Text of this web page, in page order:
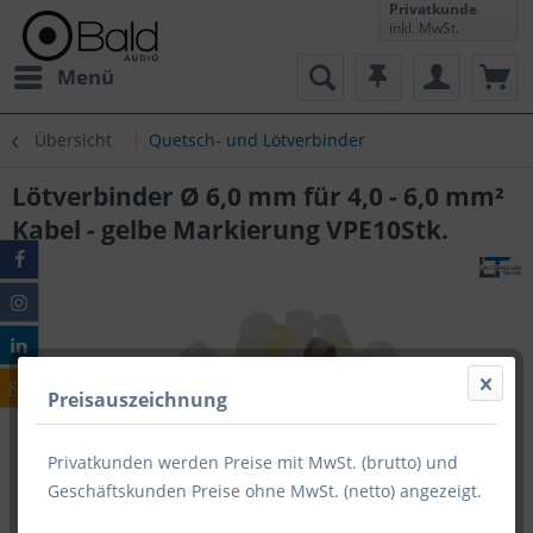
Menü
Privatkunde
inkl. MwSt.
Übersicht Quetsch- und Lötverbinder
Lötverbinder Ø 6,0 mm für 4,0 - 6,0 mm²
Kabel - gelbe Markierung VPE10Stk.
Preisauszeichnung
Privatkunden werden Preise mit MwSt. (brutto) und
Geschäftskunden Preise ohne MwSt. (netto) angezeigt.